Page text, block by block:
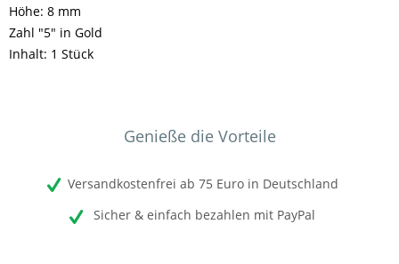
Höhe: 8 mm
Zahl "5" in Gold
Inhalt: 1 Stück
Genieße die Vorteile
Versandkostenfrei ab 75 Euro in Deutschland
Sicher & einfach bezahlen mit PayPal